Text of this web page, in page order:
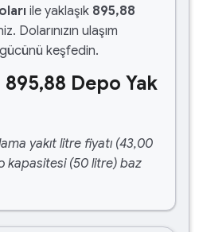
ile yaklaşık 895,88
Dolarınızın ulaşım
keşfedin.
895,88 Depo Yak
yakıt litre fiyatı (43,00
kapasitesi (50 litre) baz